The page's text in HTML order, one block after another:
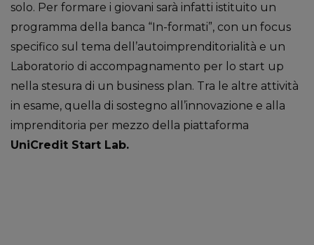
solo. Per formare i giovani sarà infatti istituito un
programma della banca “In-formati”, con un focus
specifico sul tema dell’autoimprenditorialità e un
Laboratorio di accompagnamento per lo start up
nella stesura di un business plan. Tra le altre attività
in esame, quella di sostegno all’innovazione e alla
imprenditoria per mezzo della piattaforma
UniCredit Start Lab.